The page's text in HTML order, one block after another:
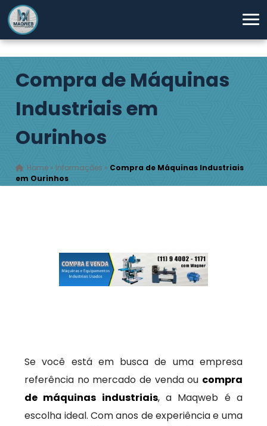
Compra de Máquinas
Industriais em
Ourinhos
Home » Informações » Compra de Máquinas Industriais
em Ourinhos
Se você está em busca de uma empresa
referência no mercado de venda ou compra
de máquinas industriais, a Maqweb é a
escolha ideal. Com anos de experiência e uma